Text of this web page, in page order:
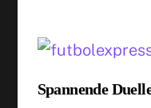
Spannende